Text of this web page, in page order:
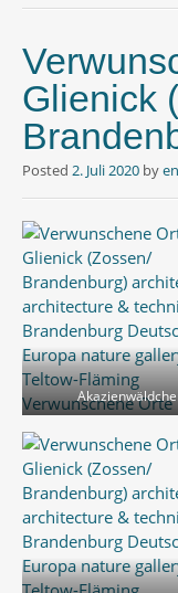
Glienick
Posted 2. Juli 2020 by